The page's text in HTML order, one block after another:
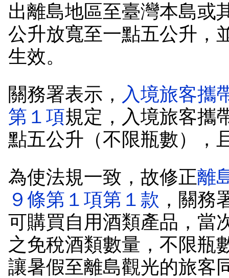
出離島地區至臺灣本島或
公升放寬至一點五公升，
生效。
關務署表示， 入境旅客攜
第１項規定，入境旅客攜
點五公升（不限瓶數），
為使法規一致，故修正離
９條第１項第１款 ，關務
可購買自用酒類產品，當
之免稅酒類數量，不限瓶
讓暑假至離島觀光的旅客